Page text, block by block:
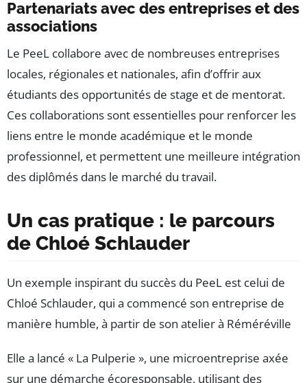
Partenariats avec des entreprises et des
associations
Le PeeL collabore avec de nombreuses entreprises
locales, régionales et nationales, afin d’offrir aux
étudiants des opportunités de stage et de mentorat.
Ces collaborations sont essentielles pour renforcer les
liens entre le monde académique et le monde
professionnel, et permettent une meilleure intégration
des diplômés dans le marché du travail.
Un cas pratique : le parcours
de Chloé Schlauder
Un exemple inspirant du succès du PeeL est celui de
Chloé Schlauder, qui a commencé son entreprise de
manière humble, à partir de son atelier à Réméréville
Elle a lancé « La Pulperie », une microentreprise axée
sur une démarche écoresponsable, utilisant des